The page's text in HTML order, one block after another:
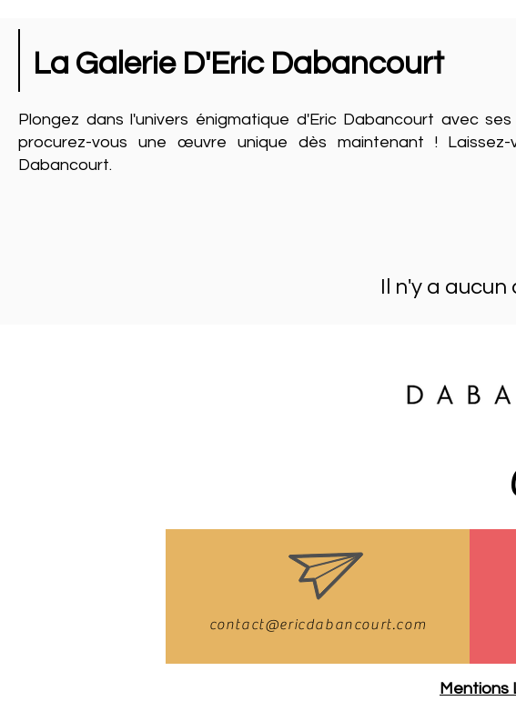
Plongez dans l'univers énigmatique d'Eric Dabancourt avec
procurez-vous une œuvre unique dès maintenant !
Dabancourt.
La Galerie D'Eric Dabancourt
Il n'y a
contact@ericdabancourt.com
Mentions